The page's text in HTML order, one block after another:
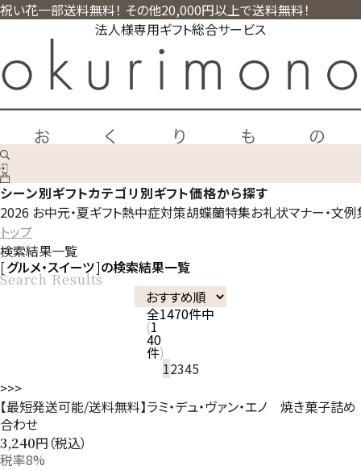
祝い花一部送料無料！ その他20,000円以上で送料無料！
法人様専用ギフト総合サービス
シーン別ギフトカテゴリ別ギフト価格から探す
2026 お中元・夏ギフト熱中症対策胡蝶蘭特集お礼状マナー・文
トップ
検索結果一覧
グルメ・スイーツ の検索結果一覧
Search Results
全1470件中
1
40
件
12345
>>>
【最短発送可能/送料無料】ラミ・デュ・ヴァン・エノ 焼き菓子詰め
合わせ
3,240円（税込）
税率8%